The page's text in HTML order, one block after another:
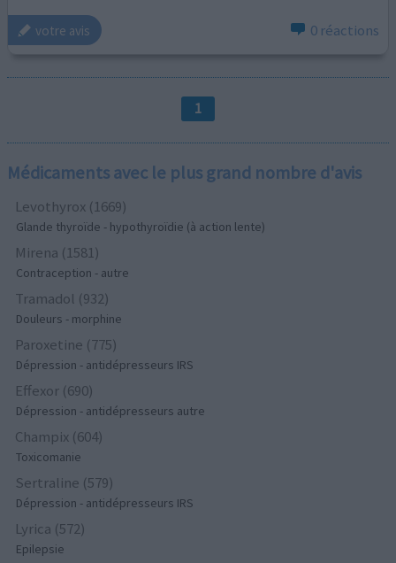
votre avis 0 réactions
1
Médicaments avec le plus grand nombre d'avis
Levothyrox (1669)
Glande thyroïde - hypothyroïdie (à action lente)
Mirena (1581)
Contraception - autre
Tramadol (932)
Douleurs - morphine
Paroxetine (775)
Dépression - antidépresseurs IRS
Effexor (690)
Dépression - antidépresseurs autre
Champix (604)
Toxicomanie
Sertraline (579)
Dépression - antidépresseurs IRS
Lyrica (572)
Epilepsie